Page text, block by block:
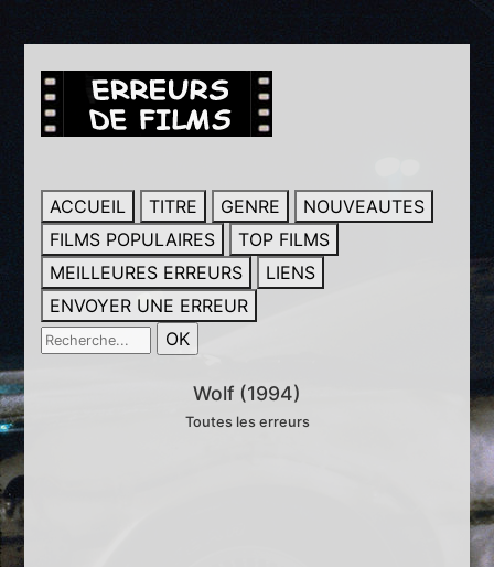
ACCUEIL TITRE GENRE
NOUVEAUTES
FILMS POPULAIRES
TOP FILMS
MEILLEURES ERREURS
LIENS
ENVOYER UNE ERREUR
Wolf (1994)
Toutes les erreurs